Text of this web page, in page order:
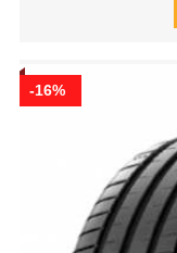
-16%